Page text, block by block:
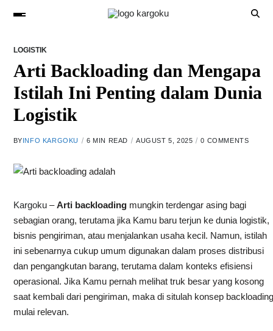
LOGISTIK
Arti Backloading dan Mengapa
Istilah Ini Penting dalam Dunia
Logistik
BYINFO KARGOKU 6 MIN READ AUGUST 5, 2025 0 COMMENTS
Kargoku –Arti backloadingmungkin terdengar asing bagi
sebagian orang, terutama jika Kamu baru terjun ke dunia logistik,
bisnis pengiriman, atau menjalankan usaha kecil. Namun, istilah
ini sebenarnya cukup umum digunakan dalam proses distribusi
dan pengangkutan barang, terutama dalam konteks efisiensi
operasional. Jika Kamu pernah melihat truk besar yang kosong
saat kembali dari pengiriman, maka di situlah konsep backloading
mulai relevan.